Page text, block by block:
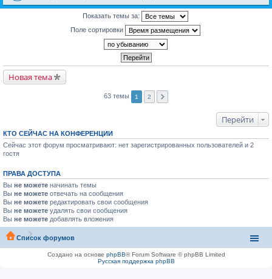
Показать темы за:
Поле сортировки
Новая тема
63 темы 1 2
Перейти
КТО СЕЙЧАС НА КОНФЕРЕНЦИИ
Сейчас этот форум просматривают: нет зарегистрированных пользователей и 2
гостя
ПРАВА ДОСТУПА
Вы не можете начинать темы
Вы не можете отвечать на сообщения
Вы не можете редактировать свои сообщения
Вы не можете удалять свои сообщения
Вы не можете добавлять вложения
Список форумов
Создано на основе phpBB® Forum Software © phpBB Limited
Русская поддержка phpBB